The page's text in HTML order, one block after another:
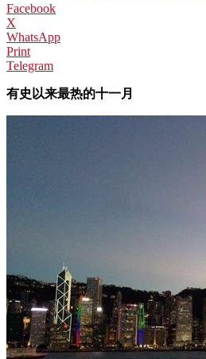
Facebook
X
WhatsApp
Print
Telegram
有史以来最热的十一月